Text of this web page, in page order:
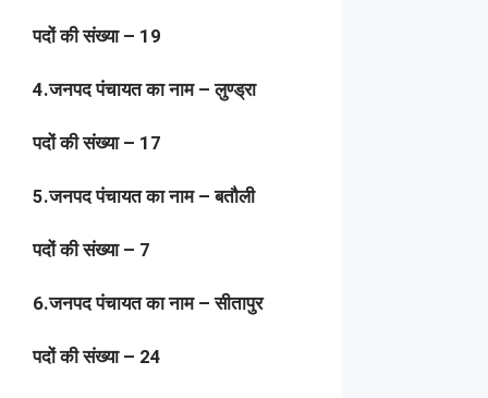
पदों की संख्या – 19
4.जनपद पंचायत का नाम – लुण्ड्रा
पदों की संख्या – 17
5.जनपद पंचायत का नाम – बतौली
पदों की संख्या – 7
6.जनपद पंचायत का नाम – सीतापुर
पदों की संख्या – 24